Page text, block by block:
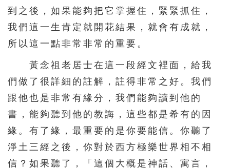
到之後，如果能夠把它掌握住，緊緊抓住，
我們這一生肯定就開花結果，就會有成就，
所以這一點非常非常的重要。
黃念祖老居士在這一段經文裡面，給我
們做了很詳細的註解，註得非常之好。我們
跟他也是非常有緣分，我們能夠讀到他的
書，能夠聽到他的教誨，這些都是希有的因
緣。有了緣，最重要的是你要能信。你聽了
淨土三經之後，你對於西方極樂世界相不相
信？如果聽了，「這個大概是神話、寓言，